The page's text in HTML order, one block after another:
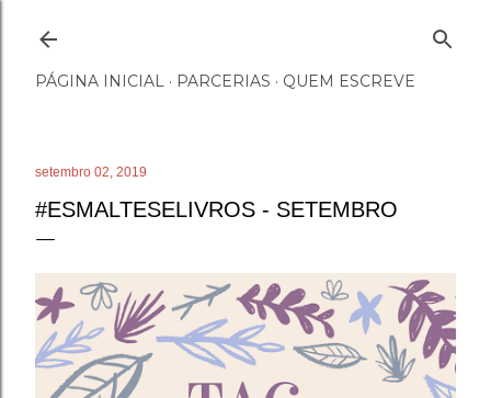
PÁGINA INICIAL PARCERIAS QUEM ESCREVE
setembro 02, 2019
#ESMALTESELIVROS - SETEMBRO